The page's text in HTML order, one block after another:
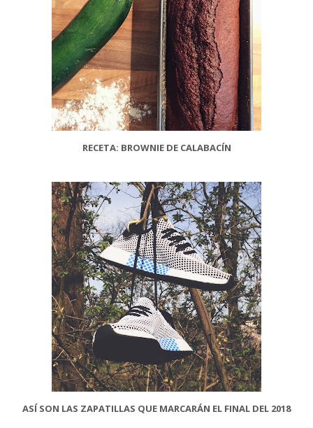
RECETA: BROWNIE DE CALABACÍN
ASÍ SON LAS ZAPATILLAS QUE MARCARÁN EL FINAL DEL 2018